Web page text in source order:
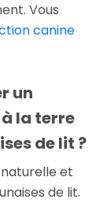
Vous
canine
un
la terre
de lit ?
et
de lit.